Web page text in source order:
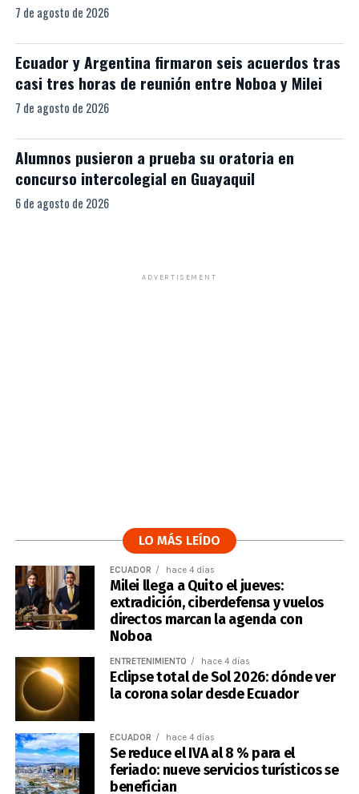
7 de agosto de 2026
Ecuador y Argentina firmaron seis acuerdos tras
casi tres horas de reunión entre Noboa y Milei
7 de agosto de 2026
Alumnos pusieron a prueba su oratoria en
concurso intercolegial en Guayaquil
6 de agosto de 2026
ADVERTISEMENT
LO MÁS LEÍDO
ECUADOR hace 4 días
Milei llega a Quito el jueves:
extradición, ciberdefensa y vuelos
directos marcan la agenda con
Noboa
ENTRETENIMIENTO hace 4 días
Eclipse total de Sol 2026: dónde ver
la corona solar desde Ecuador
ECUADOR hace 4 días
Se reduce el IVA al 8 % para el
feriado: nueve servicios turísticos se
benefician